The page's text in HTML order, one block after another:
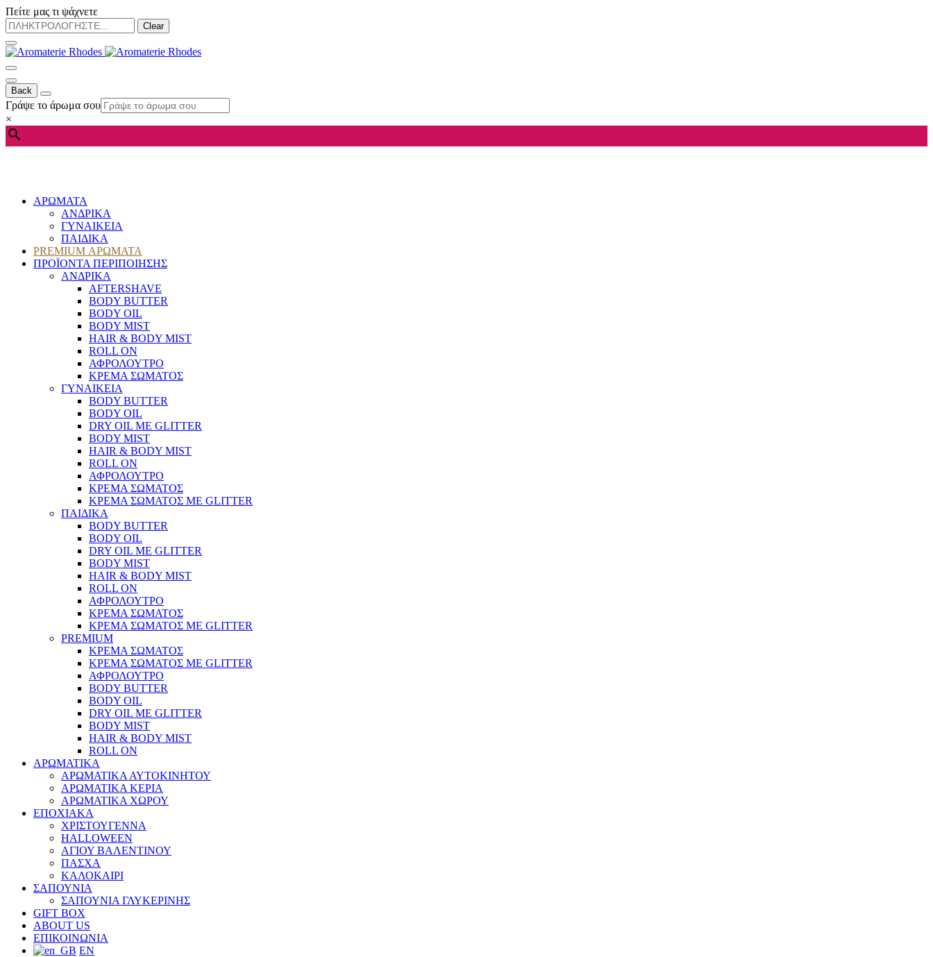
Πείτε μας τι ψάχνετε
Clear
Back
Γράψε το άρωμα σου
×
ΑΡΩΜΑΤΑ
ΑΝΔΡΙΚΑ
ΓΥΝΑΙΚΕΙΑ
ΠΑΙΔΙΚΑ
PREMIUM ΑΡΩΜΑΤΑ
ΠΡΟΪΟΝΤΑ ΠΕΡΙΠΟΙΗΣΗΣ
ΑΝΔΡΙΚΑ
AFTERSHAVE
BODY BUTTER
BODY OIL
BODY MIST
HAIR & BODY MIST
ROLL ON
ΑΦΡΟΛΟΥΤΡΟ
ΚΡΕΜΑ ΣΩΜΑΤΟΣ
ΓΥΝΑΙΚΕΙΑ
BODY BUTTER
BODY OIL
DRY OIL ΜΕ GLITTER
BODY MIST
HAIR & BODY MIST
ROLL ON
ΑΦΡΟΛΟΥΤΡΟ
ΚΡΕΜΑ ΣΩΜΑΤΟΣ
ΚΡΕΜΑ ΣΩΜΑΤΟΣ ΜΕ GLITTER
ΠΑΙΔΙΚΑ
BODY BUTTER
BODY OIL
DRY OIL ΜΕ GLITTER
BODY MIST
HAIR & BODY MIST
ROLL ON
ΑΦΡΟΛΟΥΤΡΟ
ΚΡΕΜΑ ΣΩΜΑΤΟΣ
ΚΡΕΜΑ ΣΩΜΑΤΟΣ ΜΕ GLITTER
PREMIUM
ΚΡΕΜΑ ΣΩΜΑΤΟΣ
ΚΡΕΜΑ ΣΩΜΑΤΟΣ ΜΕ GLITTER
ΑΦΡΟΛΟΥΤΡΟ
BODY BUTTER
BODY OIL
DRY OIL ΜΕ GLITTER
BODY MIST
HAIR & BODY MIST
ROLL ON
ΑΡΩΜΑΤΙΚΑ
ΑΡΩΜΑΤΙΚΑ ΑΥΤΟΚΙΝΗΤΟΥ
ΑΡΩΜΑΤΙΚΑ ΚΕΡΙΑ
ΑΡΩΜΑΤΙΚΑ ΧΩΡΟΥ
ΕΠΟΧΙΑΚΑ
ΧΡΙΣΤΟΥΓΕΝΝΑ
HALLOWEEN
ΑΓΙΟΥ ΒΑΛΕΝΤΙΝΟΥ
ΠΑΣΧΑ
ΚΑΛΟΚΑΙΡΙ
ΣΑΠΟΥΝΙΑ
ΣΑΠΟΥΝΙΑ ΓΛΥΚΕΡΙΝΗΣ
GIFT BOX
ABOUT US
ΕΠΙΚΟΙΝΩΝΙΑ
EN